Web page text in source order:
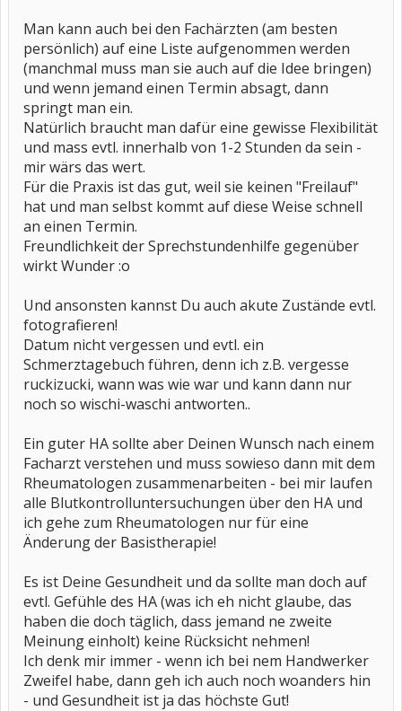
Man kann auch bei den Fachärzten (am besten
persönlich) auf eine Liste aufgenommen werden
(manchmal muss man sie auch auf die Idee bringen)
und wenn jemand einen Termin absagt, dann
springt man ein.
Natürlich braucht man dafür eine gewisse Flexibilität
und mass evtl. innerhalb von 1-2 Stunden da sein -
mir wärs das wert.
Für die Praxis ist das gut, weil sie keinen "Freilauf"
hat und man selbst kommt auf diese Weise schnell
an einen Termin.
Freundlichkeit der Sprechstundenhilfe gegenüber
wirkt Wunder :o
Und ansonsten kannst Du auch akute Zustände evtl.
fotografieren!
Datum nicht vergessen und evtl. ein
Schmerztagebuch führen, denn ich z.B. vergesse
ruckizucki, wann was wie war und kann dann nur
noch so wischi-waschi antworten..
Ein guter HA sollte aber Deinen Wunsch nach einem
Facharzt verstehen und muss sowieso dann mit dem
Rheumatologen zusammenarbeiten - bei mir laufen
alle Blutkontrolluntersuchungen über den HA und
ich gehe zum Rheumatologen nur für eine
Änderung der Basistherapie!
Es ist Deine Gesundheit und da sollte man doch auf
evtl. Gefühle des HA (was ich eh nicht glaube, das
haben die doch täglich, dass jemand ne zweite
Meinung einholt) keine Rücksicht nehmen!
Ich denk mir immer - wenn ich bei nem Handwerker
Zweifel habe, dann geh ich auch noch woanders hin
- und Gesundheit ist ja das höchste Gut!